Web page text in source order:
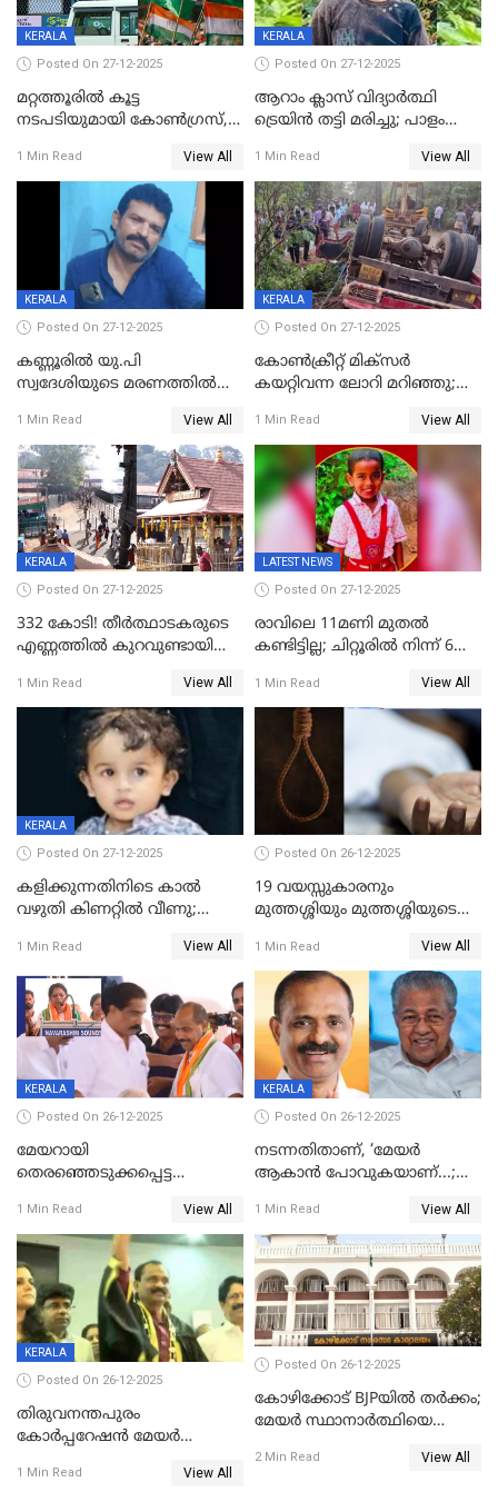
KERALA
Posted On 27-12-2025
മറ്റത്തൂരിൽ കൂട്ട
നടപടിയുമായി കോണ്‍ഗ്രസ്,
എട്ട് പേര്‍ ഉള്‍പ്പെടെ
പത്തുപേരെ പുറത്താക്കി,
ചൊവ്വന്നൂരിലും നടപടി
1 Min Read View All
KERALA
Posted On 27-12-2025
ആറാം ക്ലാസ് വിദ്യാർത്ഥി
ട്രെയിൻ തട്ടി മരിച്ചു; പാളം
അപകടം മലപ്പുറത്ത്
1 Min Read View All
KERALA
Posted On 27-12-2025
കണ്ണൂരിൽ യു.പി
സ്വദേശിയുടെ മരണത്തിൽ
കേസ്; തർക്കമുണ്ടായത്
ഫേഷ്യലിന് 300 രൂപ
ആവശ്യപ്പെട്ടതിനെച്ചൊല്ലി
1 Min Read View All
KERALA
Posted On 27-12-2025
കോണ്‍ക്രീറ്റ് മിക്‌സര്‍
കയറ്റിവന്ന ലോറി മറിഞ്ഞു;
അപകടം കണ്ണൂരിൽ
1 Min Read View All
KERALA
Posted On 27-12-2025
332 കോടി! തീർത്ഥാടകരുടെ
എണ്ണത്തിൽ കുറവുണ്ടായിട്ടും
കുതിച്ചുയരുന്നു
1 Min Read View All
LATEST NEWS
Posted On 27-12-2025
രാവിലെ 11മണി മുതൽ
കണ്ടിട്ടില്ല; ചിറ്റൂരിൽ നിന്ന് 6
1 Min Read View All
KERALA
Posted On 27-12-2025
കളിക്കുന്നതിനിടെ കാൽ
വഴുതി കിണറ്റിൽ വീണു;
ദാരുണാന്ത്യം
1 Min Read View All
Posted On 26-12-2025
19 വയസ്സുകാരനും
മുത്തശ്ശിയും മുത്തശ്ശിയുടെ
മരിച്ചനിലയിൽ
1 Min Read View All
KERALA
Posted On 26-12-2025
മേയറായി
തെരഞ്ഞെടുക്കപ്പെട്ട
ആദ്യ വോട്ട് അസാധു; കണ്ണൂർ
ഡെപ്യൂട്ടി മേയർ സ്ഥാനത്ത്
താഹിറിന് വിജയം
1 Min Read View All
KERALA
Posted On 26-12-2025
നടന്നതിതാണ്, ‘മേയർ
ആകാൻ പോവുകയാണ്...;
മുഖ്യമന്ത്രിയുടെ ഓഫീസ്
തന്നെ വിശദീകരിയ്ക്കുന്നു;
സത്യമിതാണ്
1 Min Read View All
KERALA
Posted On 26-12-2025
തിരുവനന്തപുരം
കോര്‍പ്പറേഷന്‍ മേയര്‍
ഹൈക്കോടതിയിലേക്ക്;
1 Min Read View All
Posted On 26-12-2025
കോഴിക്കോട് BJPയിൽ തർക്കം;
മേയർ സ്ഥാനാർത്ഥിയെ
2 Min Read View All